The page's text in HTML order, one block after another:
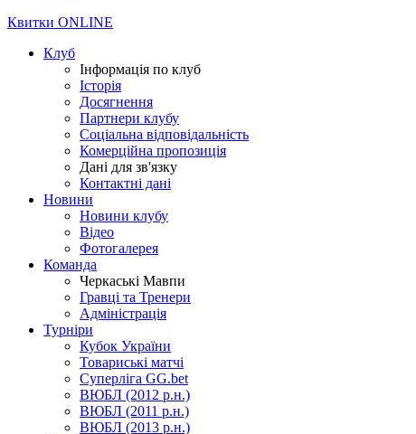
Квитки ONLINE
Клуб
Інформація по клуб
Історія
Досягнення
Партнери клубу
Соціальна відповідальність
Комерційна пропозиція
Дані для зв'язку
Контактні дані
Новини
Новини клубу
Відео
Фотогалерея
Команда
Черкаські Мавпи
Гравці та Тренери
Адміністрація
Турніри
Кубок України
Товариські матчі
Суперліга GG.bet
ВЮБЛ (2012 р.н.)
ВЮБЛ (2011 р.н.)
ВЮБЛ (2013 р.н.)